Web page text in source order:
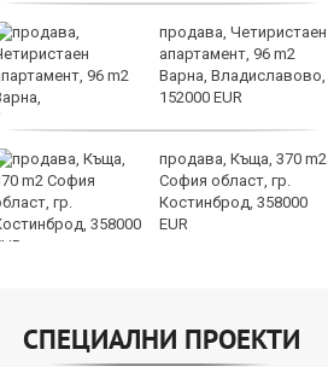
продава, Четиристаен
апартамент, 96 m2
Варна, Владиславово,
152000 EUR
продава, Къща, 370 m2
София област, гр.
Костинброд, 358000
EUR
СПЕЦИАЛНИ ПРОЕКТИ